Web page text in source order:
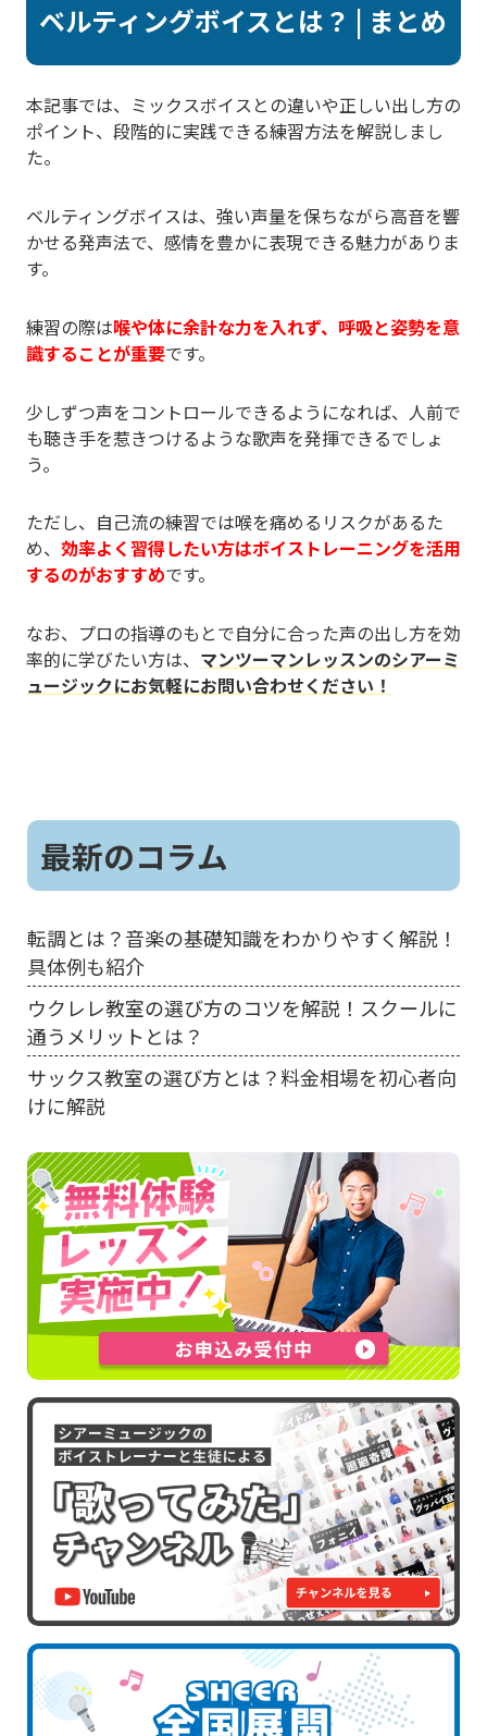
ベルティングボイスとは？ | まとめ
本記事では、ミックスボイスとの違いや正しい出し方の
ポイント、段階的に実践できる練習方法を解説しまし
た。
ベルティングボイスは、強い声量を保ちながら高音を響
かせる発声法で、感情を豊かに表現できる魅力がありま
す。
練習の際は喉や体に余計な力を入れず、呼吸と姿勢を意
識することが重要です。
少しずつ声をコントロールできるようになれば、人前で
も聴き手を惹きつけるような歌声を発揮できるでしょ
う。
ただし、自己流の練習では喉を痛めるリスクがあるた
め、 効率よく習得したい方はボイストレーニングを活用
するのがおすすめです。
なお、プロの指導のもとで自分に合った声の出し方を効
率的に学びたい方は、 マンツーマンレッスンのシアーミ
ュージックにお気軽にお問い合わせください！
最新のコラム
転調とは？音楽の基礎知識をわかりやすく解説！
具体例も紹介
ウクレレ教室の選び方のコツを解説！スクールに
通うメリットとは？
サックス教室の選び方とは？料金相場を初心者向
けに解説